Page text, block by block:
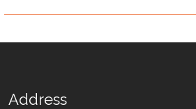
Address